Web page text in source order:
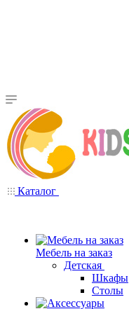
Каталог
Мебель на заказ
Детская
Шкафы
Столы